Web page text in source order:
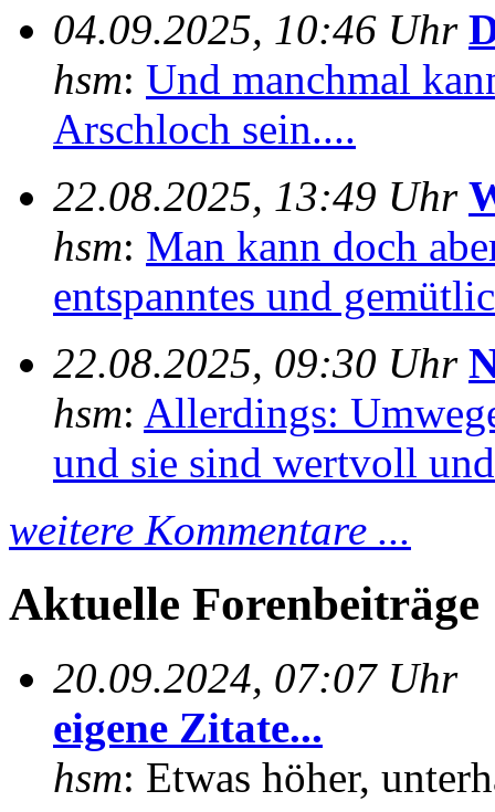
04.09.2025, 10:46 Uhr
hsm: Und manchmal
Arschloch sein....
22.08.2025, 13:49 Uhr
hsm: Man kann doch
entspanntes und
22.08.2025, 09:30 Uhr
hsm: Allerdings:
und sie sind wertvoll
weitere Kommentare ...
Aktuelle Forenbeiträge
20.09.2024, 07:07 Uhr
eigene Zitate...
hsm: Etwas höher,